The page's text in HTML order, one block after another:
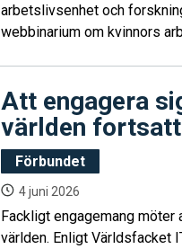
arbetslivsenhet och
webbinarium om kvinnors
Att engagera
världen
Förbundet
4 juni 2026
Fackligt engagemang
världen. Enligt Världsfacket